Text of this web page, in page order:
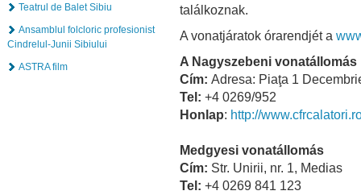
Teatrul de Balet Sibiu
Ansamblul folcloric profesionist
Cindrelul-Junii Sibiului
ASTRA film
találkoznak.
A vonatjáratok órarendjét a
A Nagyszebeni vonatállomás
Cím: Adresa: Piaţa 1
Tel: +4 0269/952
Honlap: http://
Medgyesi vonatállomás
Cím: Str. Unirii, nr. 1, Medias
Tel: +4 0269 841 123